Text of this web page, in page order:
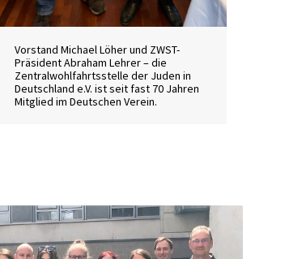
Vorstand Michael Löher und ZWST-
Präsident Abraham Lehrer – die
Zentralwohlfahrtsstelle der Juden in
Deutschland e.V. ist seit fast 70 Jahren
Mitglied im Deutschen Verein.